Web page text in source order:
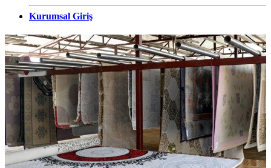
Kurumsal Giriş